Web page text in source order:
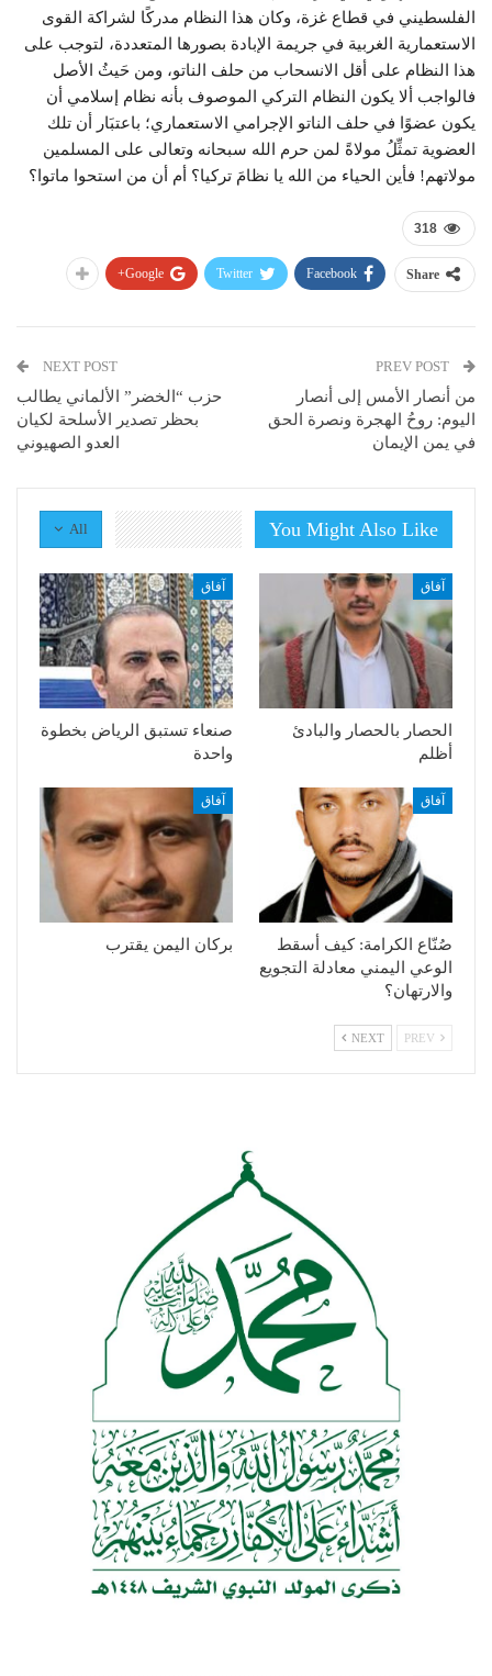
الفلسطيني في قطاع غزة، وكان هذا النظام مدركًا لشراكة القوى
الاستعمارية الغربية في جريمة الإبادة بصورها المتعددة، لتوجب على
هذا النظام على أقل الانسحاب من حلف الناتو، ومن حَيثُ الأصل
فالواجب ألا يكون النظام التركي الموصوف بأنه نظام إسلامي أن
يكون عضوًا في حلف الناتو الإجرامي الاستعماري؛ باعتبَار أن تلك
العضوية تمثِّلُ مولاةً لمن حرم الله سبحانه وتعالى على المسلمين
مولاتهم! فأين الحياء من الله يا نظامَ تركيا؟ أم أن من استحوا ماتوا؟
318
Share
Facebook
Twitter
Google+
من أنصار الأمس إلى أنصار
اليوم: روحُ الهجرة ونصرة الحق
في يمن الإيمان
NEXT POST
حزب “الخضر” الألماني يطالب
بحظر تصدير الأسلحة لكيان
العدو الصهيوني
All You Might Also Like
آفاق
الحصار بالحصار والبادئ
أظلم
آفاق
صنعاء تستبق الرياض بخطوة
واحدة
آفاق
صُنّاع الكرامة: كيف أسقط
الوعي اليمني معادلة التجويع
والارتهان؟
آفاق
بركان اليمن يقترب
NEXT